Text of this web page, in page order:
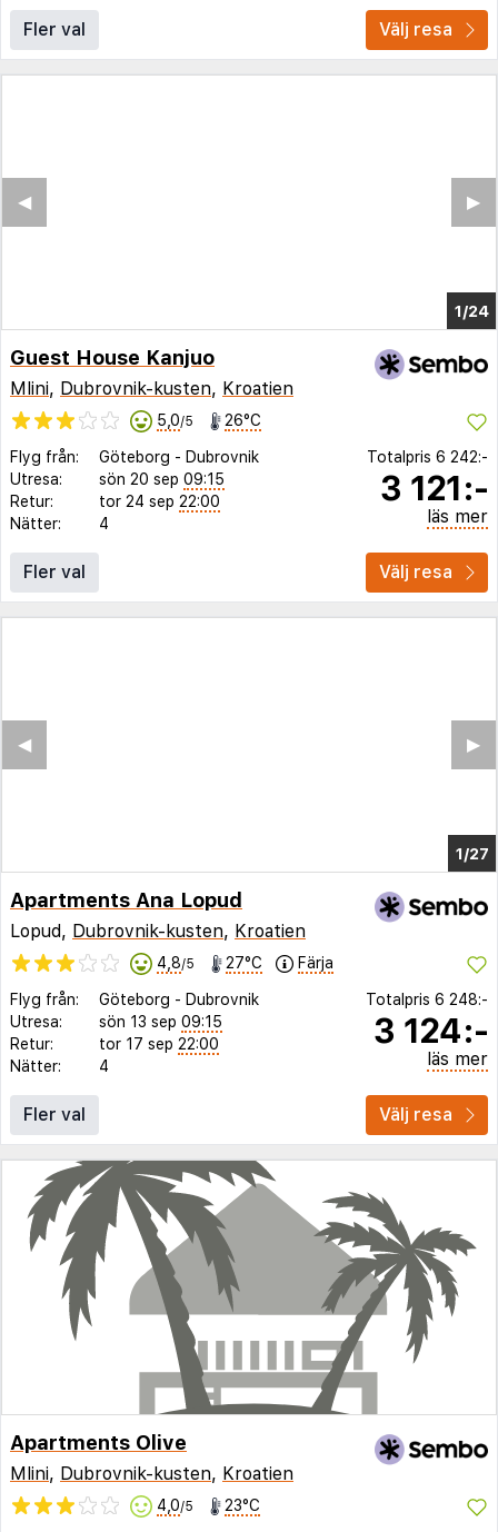
Fler val Välj resa
1/19
▶︎
◀︎
Guest House Kanjuo
Mlini, Dubrovnik-kusten, Kroatien
5,0/5 26°C
Flyg från: Göteborg - Dubrovnik
Utresa:
sön 20 sep 09:15
Retur:
tor 24 sep 22:00
Nätter:
4
Totalpris 6 242:-
3 121:-
läs mer
Fler val Välj resa
1/23
▶︎
◀︎
Apartments Ana Lopud
Lopud, Dubrovnik-kusten, Kroatien
4,8/5 27°C Färja
Flyg från: Göteborg - Dubrovnik
Utresa:
sön 13 sep 09:15
Retur:
tor 17 sep 22:00
Nätter:
4
Totalpris 6 248:-
3 124:-
läs mer
Fler val Välj resa
Apartments Olive
Mlini, Dubrovnik-kusten, Kroatien
4,0/5 23°C